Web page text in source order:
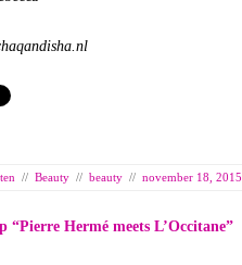
// Beauty // beauty // november 18, 2015
“Pierre Hermé meets L’Occitane”